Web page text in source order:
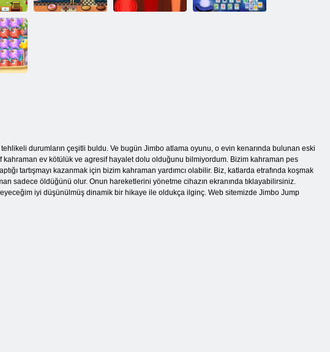
durumların çeşitli buldu. Ve bugün Jimbo atlama oyunu, o evin kenarında bulunan eski
ev kötülük ve agresif hayalet dolu olduğunu bilmiyordum. Bizim kahraman pes
tartışmayı kazanmak için bizim kahraman yardımcı olabilir. Biz, katlarda etrafında koşmak
sadece öldüğünü olur. Onun hareketlerini yönetme cihazın ekranında tıklayabilirsiniz.
iyi düşünülmüş dinamik bir hikaye ile oldukça ilginç. Web sitemizde Jimbo Jump